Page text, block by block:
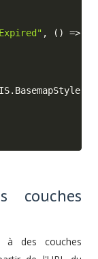
, ( ) =>
. BasemapStyle.
couches
à des couches